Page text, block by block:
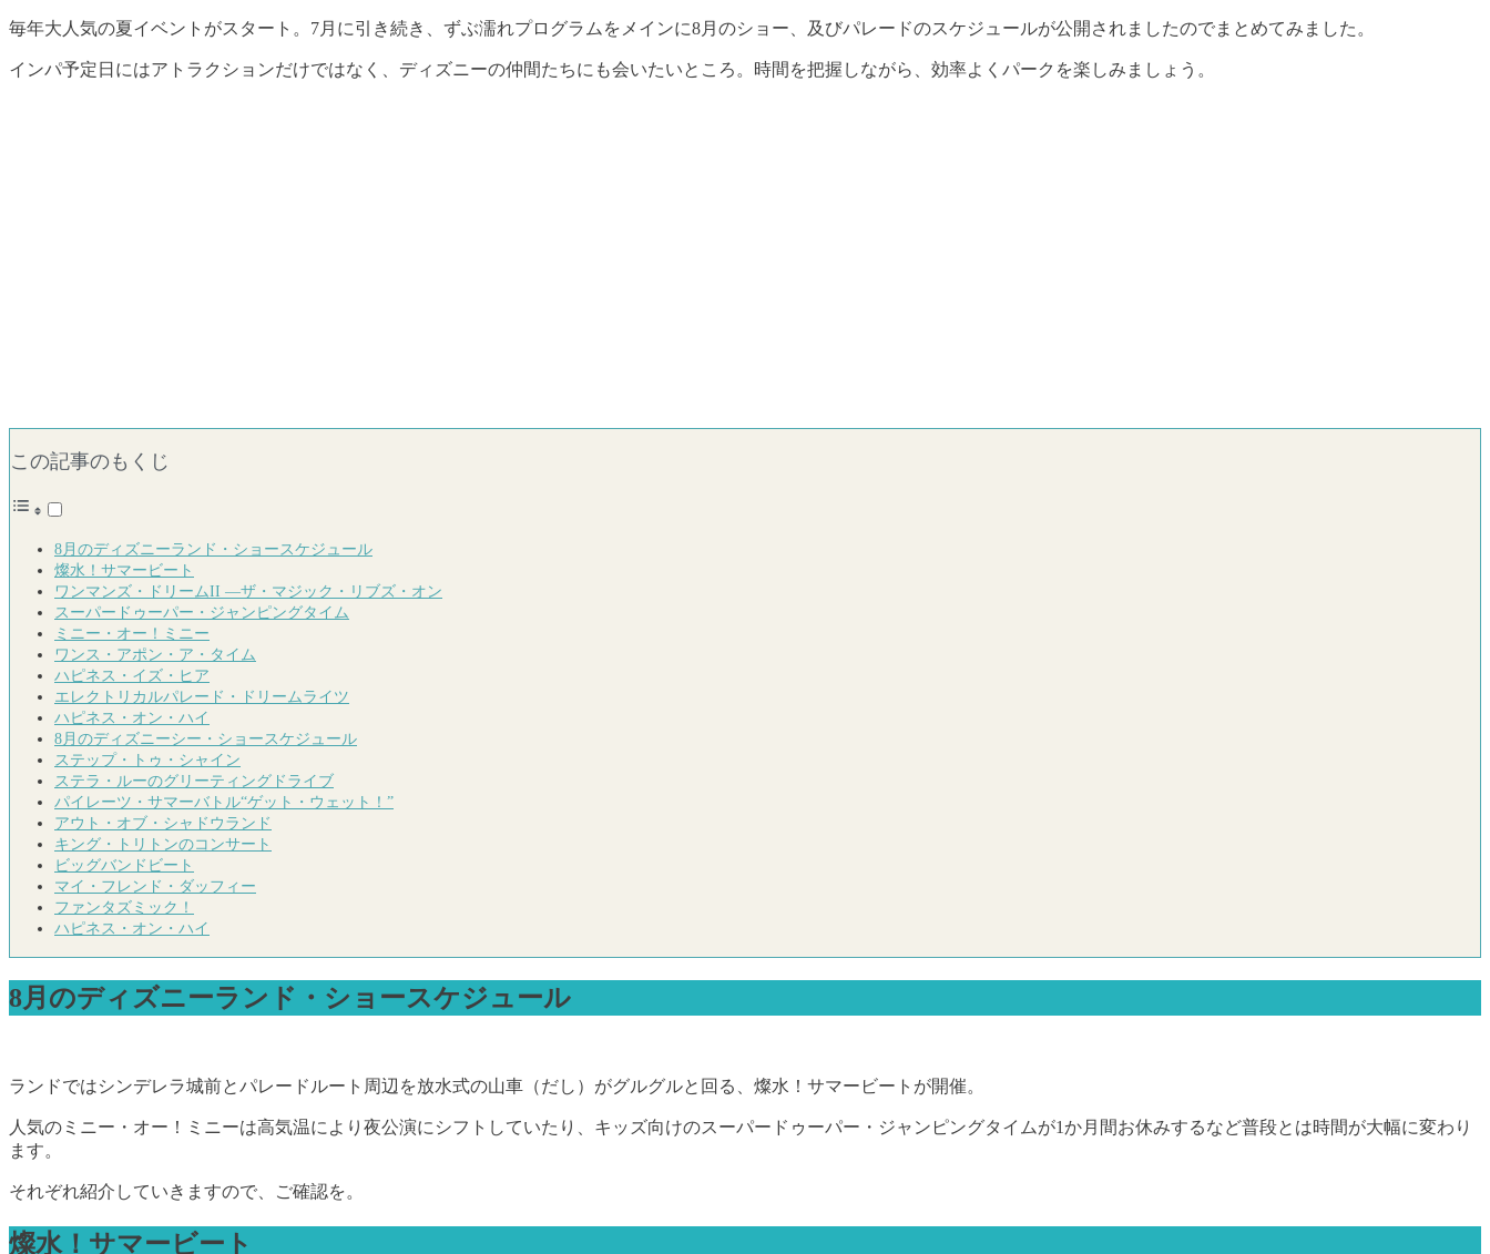
毎年大人気の夏イベントがスタート。7月に引き続き、ずぶ濡れプログラムをメインに8月のショー、及びパレードのスケジュールが公開されましたのでまとめてみました。
インパ予定日にはアトラクションだけではなく、ディズニーの仲間たちにも会いたいところ。時間を把握しながら、効率よくパークを楽しみましょう。
この記事のもくじ
8月のディズニーランド・ショースケジュール
燦水！サマービート
ワンマンズ・ドリームII ―ザ・マジック・リブズ・オン
スーパードゥーパー・ジャンピングタイム
ミニー・オー！ミニー
ワンス・アポン・ア・タイム
ハピネス・イズ・ヒア
エレクトリカルパレード・ドリームライツ
ハピネス・オン・ハイ
8月のディズニーシー・ショースケジュール
ステップ・トゥ・シャイン
ステラ・ルーのグリーティングドライブ
パイレーツ・サマーバトル“ゲット・ウェット！”
アウト・オブ・シャドウランド
キング・トリトンのコンサート
ビッグバンドビート
マイ・フレンド・ダッフィー
ファンタズミック！
ハピネス・オン・ハイ
8月のディズニーランド・ショースケジュール
ランドではシンデレラ城前とパレードルート周辺を放水式の山車（だし）がグルグルと回る、燦水！サマービートが開催。
人気のミニー・オー！ミニーは高気温により夜公演にシフトしていたり、キッズ向けのスーパードゥーパー・ジャンピングタイムが1か月間お休みするなど普段とは時間が大幅に変わり
ます。
それぞれ紹介していきますので、ご確認を。
燦水！サマービート